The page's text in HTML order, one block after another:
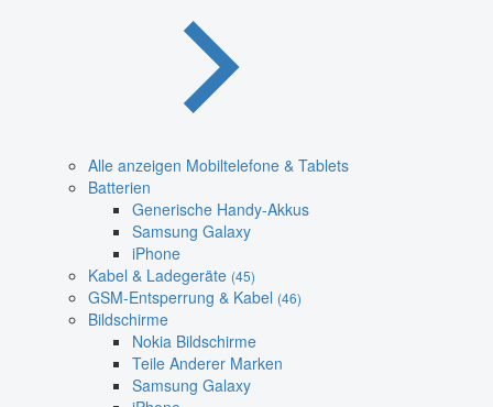
Alle anzeigen Mobiltelefone & Tablets
Batterien
Generische Handy-Akkus
Samsung Galaxy
iPhone
Kabel & Ladegeräte (45)
GSM-Entsperrung & Kabel (46)
Bildschirme
Nokia Bildschirme
Teile Anderer Marken
Samsung Galaxy